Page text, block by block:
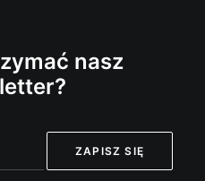
nasz